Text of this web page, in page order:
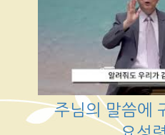
주님의 말씀에